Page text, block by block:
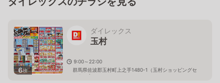
6枚
ダイレックス
玉村
9:00～22:00
群馬県佐波郡玉村町上之手1480-1（玉村ショッピングセ
ンター内）